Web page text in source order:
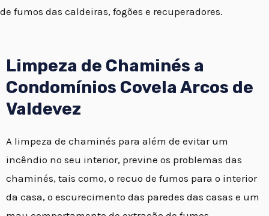
de fumos das caldeiras, fogões e recuperadores.
Limpeza de Chaminés a
Condomínios Covela Arcos de
Valdevez
A limpeza de chaminés para além de evitar um
incêndio no seu interior, previne os problemas das
chaminés, tais como, o recuo de fumos para o interior
da casa, o escurecimento das paredes das casas e um